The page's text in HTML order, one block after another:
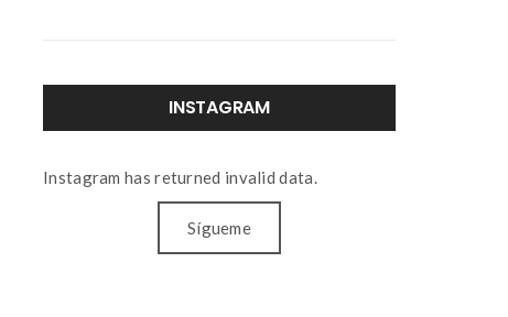
INSTAGRAM
Instagram has returned invalid data.
Sígueme